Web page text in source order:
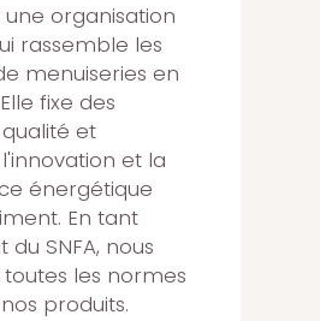
une organisation
rassemble les
menuiseries en
fixe des
et
et la
énergétique
En tant
SNFA, nous
les normes
produits.